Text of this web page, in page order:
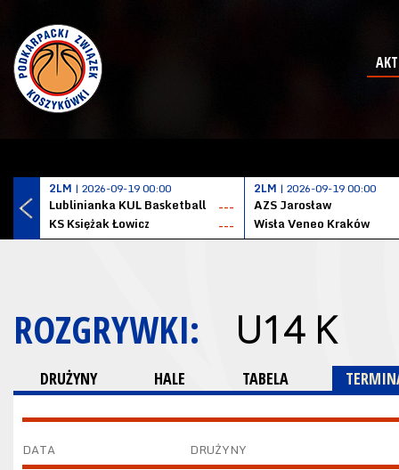
2LM | 2026-09-19 00:00
Lublinianka KUL Basketball
---
KS Księżak Łowicz
---
2LM | 2026-09-19 00:00
AZS Jarosław
Wisła Veneo Kraków
ROZGRYWKI: U14 K
DRUŻYNY HALE TABELA
DATA DRUŻYNY